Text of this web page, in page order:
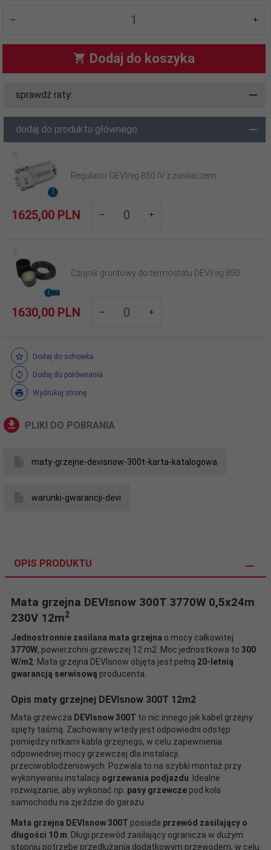
Dodaj do koszyka
sprawdź raty:
dodaj do produktu głównego:
Regulator DEVIreg 850 IV z zasilaczem
1625,00 PLN
Czujnik gruntowy do termostatu DEVIreg 850
1630,00 PLN
Dodaj do schowka
Dodaj do porównania
Wydrukuj stronę
PLIKI DO POBRANIA
maty-grzejne-devisnow-300t-karta-katalogowa
warunki-gwarancji-devi
OPIS PRODUKTU
Mata grzejna DEVIsnow 300T 3770W 0,5x24m
230V 12m2
Jednostronnie zasilana mata grzejna o mocy całkowitej
3770W, powierzchni grzewczej 12 m2. Moc jednostkowa to 300
W/m2 Mata grzejna DEVIsnow objęta jest pełną 20-letnią
gwarancją serwisową producenta.
Opis maty grzejnej DEVIsnow 300T 12m2
Mata grzewcza DEVIsnow 300T to nic innego jak kabel grzejny
spięty taśmą. Zachowany wtedy jest odpowiedni odstęp
pomiędzy nitkami kabla grzejnego, w celu zapewnienia
odpowiedniej mocy grzewczej dla instalacji
przeciwoblodzeniowych. Pozwala to na szybki montaż przy
wykonywaniu instalacji ogrzewania podjazdu. Idealne
rozwiązanie, aby wykonać np. pasy grzewcze pod koła
samochodu na zjeździe do garażu.
Mata grzejna DEVIsnow 300T posiada przewód zasilający o
długości 10 m. Długi przewód zasilający ogranicza w dużym
stopniu potrzebę przedłużania dodatkowym przewodem, w celu